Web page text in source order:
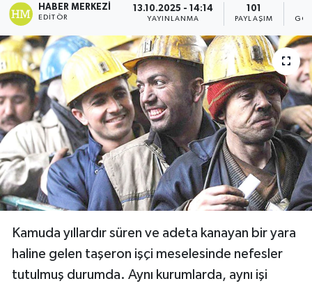
HABER MERKEZI
EDITÖR
13.10.2025 - 14:14
YAYINLANMA
101
PAYLAŞIM
Kamuda yıllardır süren ve adeta kanayan bir yara
haline gelen taşeron işçi meselesinde nefesler
tutulmuş durumda. Aynı kurumlarda, aynı işi